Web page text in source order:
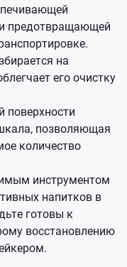
предотвращающей
на
его очистку
поверхности
позволяющая
количество
инструментом
напитков в
готовы к
восстановлению